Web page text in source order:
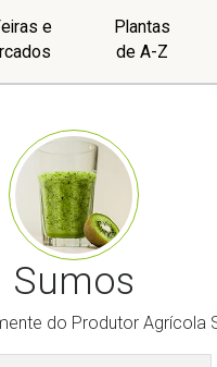
e
Plantas
de A-Z
Sumos
do Produtor Agrícola